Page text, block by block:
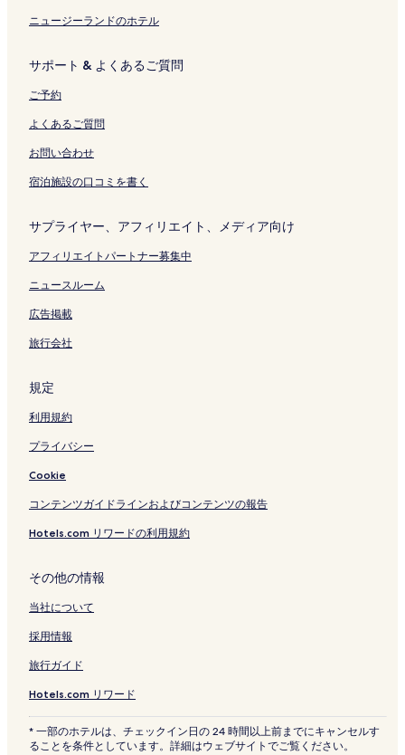
ン
ニュージーランドのホテル
サポート & よくあるご質問
ご予約
よくあるご質問
お問い合わせ
宿泊施設の口コミを書く
サプライヤー、アフィリエイト、メディア向け
アフィリエイトパートナー募集中
ニュースルーム
広告掲載
旅行会社
規定
利用規約
プライバシー
Cookie
コンテンツガイドラインおよびコンテンツの報告
Hotels.com リワードの利用規約
その他の情報
当社について
採用情報
旅行ガイド
Hotels.com リワード
* 一部のホテルは、チェックイン日の 24 時間以上前までにキャンセルす
ることを条件としています。詳細はウェブサイトでご覧ください。